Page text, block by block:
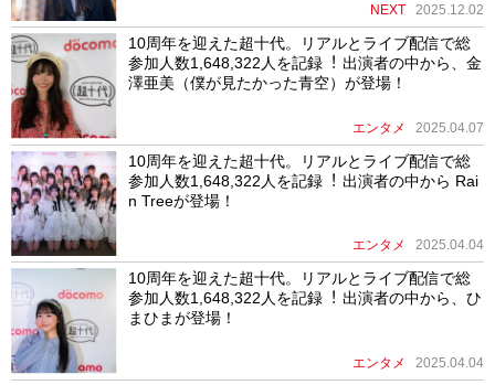
NEXT 2025.12.02
10周年を迎えた超⼗代。リアルとライブ配信で総
参加⼈数1,648,322⼈を記録︕ 出演者の中から、金
澤亜美（僕が見たかった青空）が登場！
エンタメ 2025.04.07
10周年を迎えた超⼗代。リアルとライブ配信で総
参加⼈数1,648,322⼈を記録︕ 出演者の中から Rai
n Treeが登場！
エンタメ 2025.04.04
10周年を迎えた超⼗代。リアルとライブ配信で総
参加⼈数1,648,322⼈を記録︕ 出演者の中から、ひ
まひまが登場！
エンタメ 2025.04.04